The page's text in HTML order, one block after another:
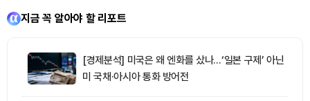
지금 꼭 알아야 할 리포트
[경제분석] 미국은 왜 엔화를 샀나…‘일본 구제’ 아닌
미 국채·아시아 통화 방어전